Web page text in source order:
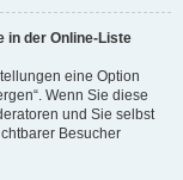
in der Online-Liste
eine Option
Wenn Sie diese
und Sie selbst
Besucher